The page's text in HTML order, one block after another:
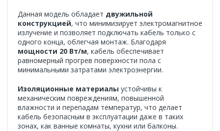
Данная модель обладает двужильной
конструкцией, что минимизирует электромагнитное
излучение и позволяет подключать кабель только с
одного конца, облегчая монтаж. Благодаря
мощности 20 Вт/м, кабель обеспечивает
равномерный прогрев поверхности пола с
минимальными затратами электроэнергии.
Изоляционные материалы устойчивы к
механическим повреждениям, повышенной
влажности и перепадам температур, что делает
кабель безопасным в эксплуатации даже в таких
зонах, как ванные комнаты, кухни или балконы.